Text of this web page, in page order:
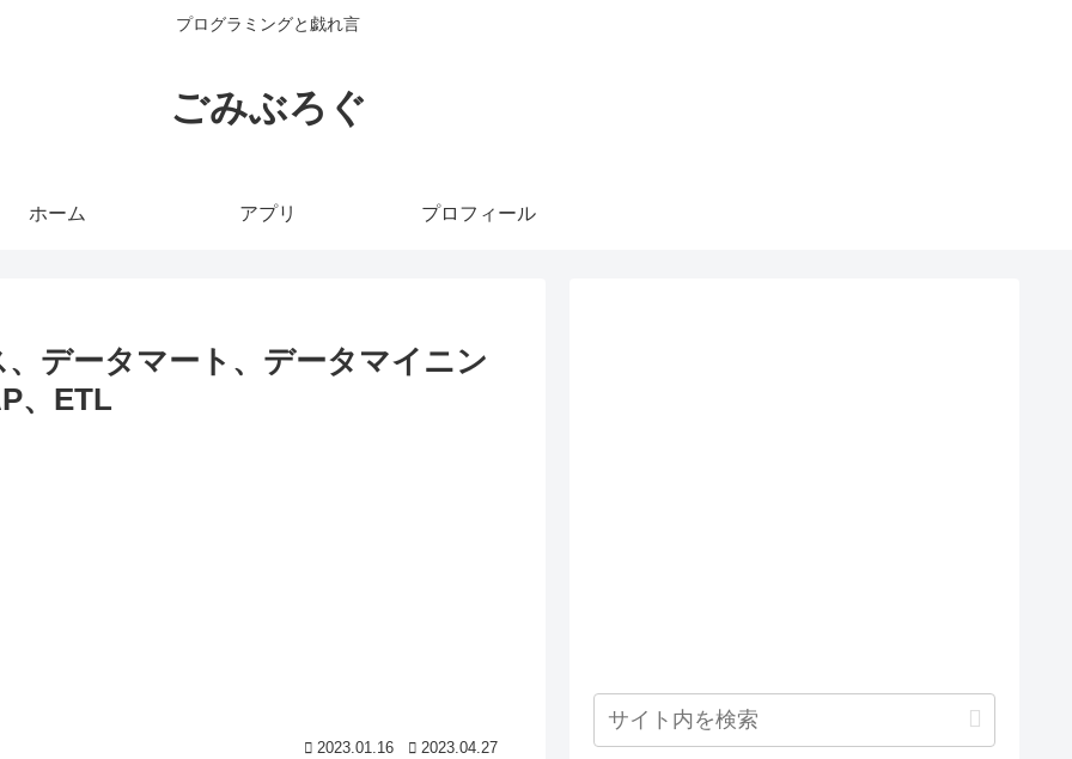
プログラミングと戯れ言
ごみぶろぐ
ホーム アプリ プロフィール
、データマート、データマイニン
、ETL
2023.01.16 2023.04.27